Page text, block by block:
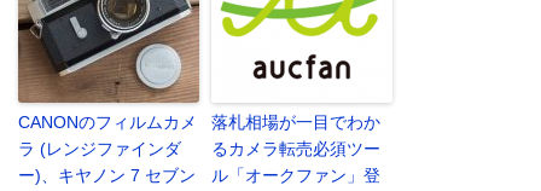
CANONのフィルムカメ
ラ (レンジファインダ
ー)、キヤノン 7 セブン
落札相場が一目でわか
るカメラ転売必須ツー
ル「オークファン」登